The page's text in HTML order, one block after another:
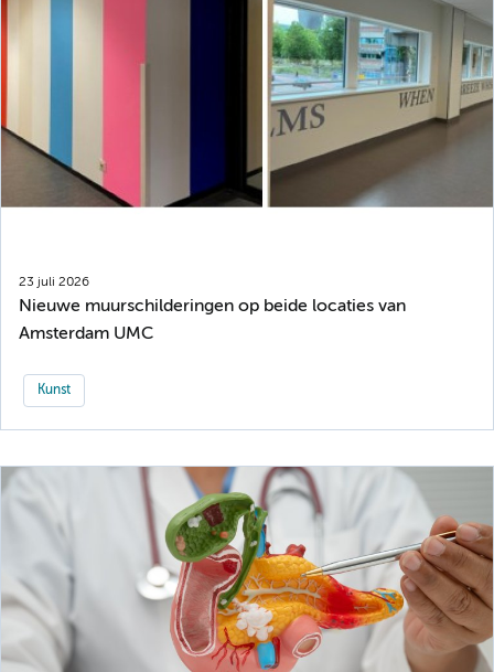
23 juli 2026
Nieuwe muurschilderingen op beide locaties van
Amsterdam UMC
Kunst